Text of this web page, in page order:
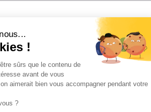
!
sûrs que le contenu de
avant de vous
aimerait bien vous accompagner pendant votre
?